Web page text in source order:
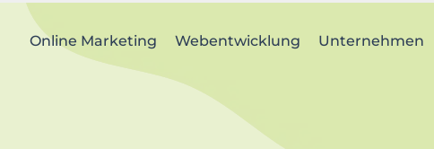
Online Marketing Webentwicklung Unternehmen